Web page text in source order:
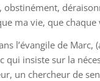
ma vie, que
l’évangile de
qui insiste sur la
un chercheur de